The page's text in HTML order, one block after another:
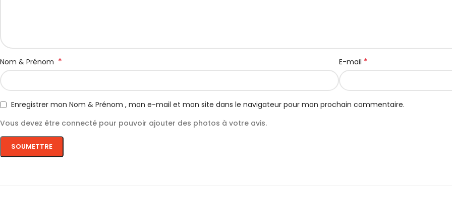
Nom & Prénom * E-mail *
Enregistrer mon Nom & Prénom , mon e-mail et mon site dans le navigateur pour mon prochain commentaire.
Vous devez être connecté pour pouvoir ajouter des photos à votre avis.